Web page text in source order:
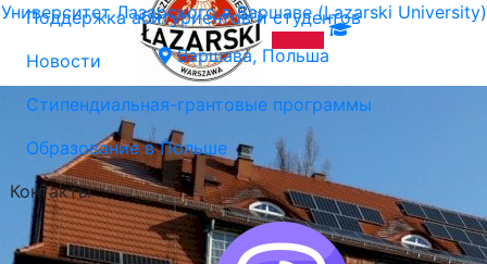
Университет Лазарского в Варшаве (Lazarski University)
Варшава, Польша
Поддержка абитуриентов и студентов
Новости
Стипендиальная-грантовые программы
Образование в Польше
Контакты